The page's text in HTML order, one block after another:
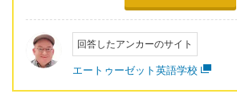
回答したアンカーのサイト
エートゥーゼット英語学校